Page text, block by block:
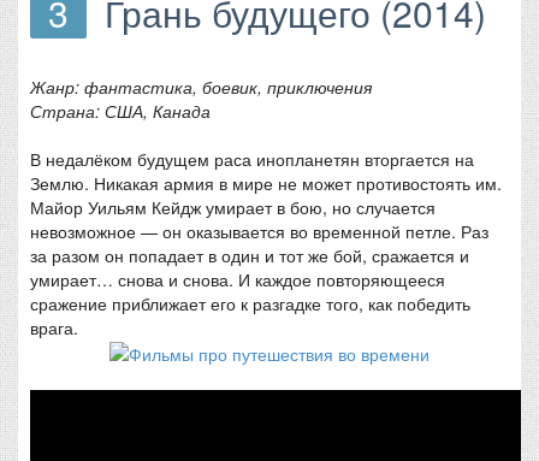
3 Грань будущего (2014)
Жанр: фантастика, боевик, приключения
Страна: США, Канада
В недалёком будущем раса инопланетян вторгается на
Землю. Никакая армия в мире не может противостоять им.
Майор Уильям Кейдж умирает в бою, но случается
невозможное — он оказывается во временной петле. Раз
за разом он попадает в один и тот же бой, сражается и
умирает… снова и снова. И каждое повторяющееся
сражение приближает его к разгадке того, как победить
врага.